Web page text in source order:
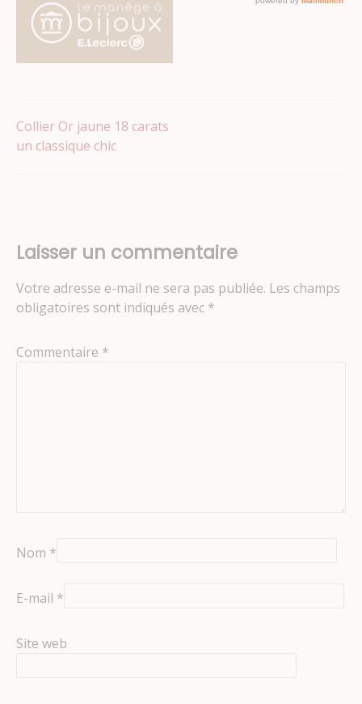
Navigation
Collier Or jaune 18 carats
un classique chic
Laisser un commentaire
Votre adresse e-mail ne sera pas publiée. Les champs
obligatoires sont indiqués avec *
Commentaire *
Nom *
E-mail *
Site web